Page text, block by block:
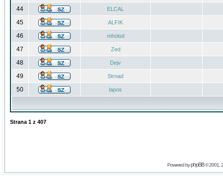
44 ELCAL
45 ALFIK
46 mholod
47 Zed
48 Dejv
49 Strnad
50 lapos
Strana 1 z 407
Powered byphpBB© 2001,